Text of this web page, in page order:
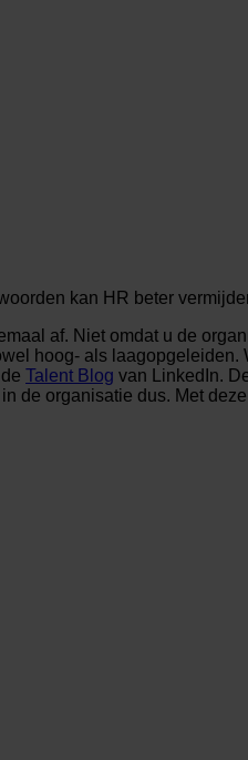
kan HR beter
af. Niet omdat u de
hoog- als
Talent Blog van LinkedIn.
organisatie dus. Met